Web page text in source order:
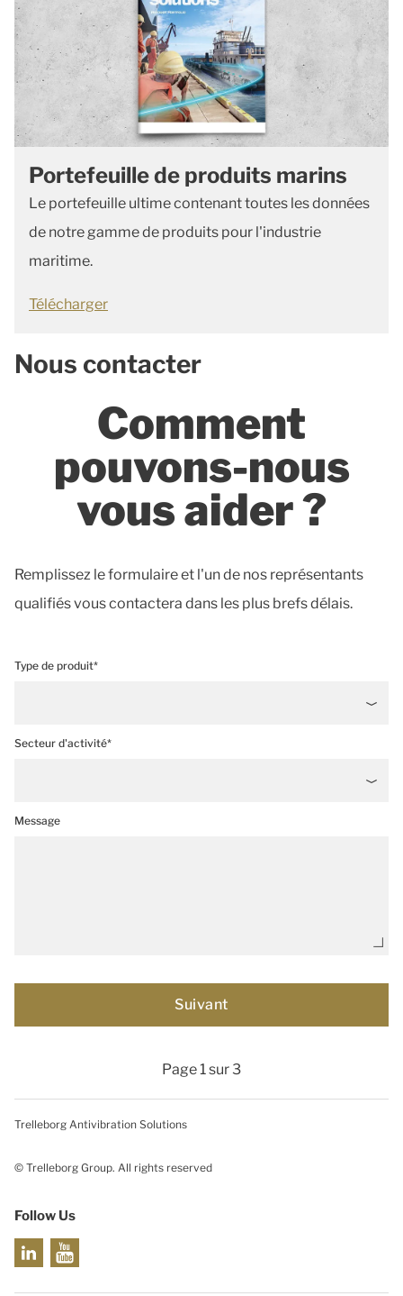
Portefeuille de produits marins
Le portefeuille ultime contenant toutes les données
de notre gamme de produits pour l'industrie
maritime.
Télécharger
Nous contacter
Comment
pouvons-nous
vous aider ?
Remplissez le formulaire et l'un de nos représentants
qualifiés vous contactera dans les plus brefs délais.
Type de produit*
Secteur d'activité*
Message
Page 1 sur 3
Trelleborg Antivibration Solutions
© Trelleborg Group. All rights reserved
Follow Us